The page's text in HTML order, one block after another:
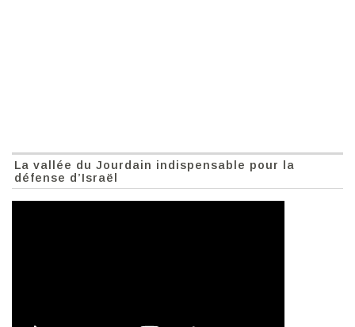
La vallée du Jourdain indispensable pour la
défense d’Israël